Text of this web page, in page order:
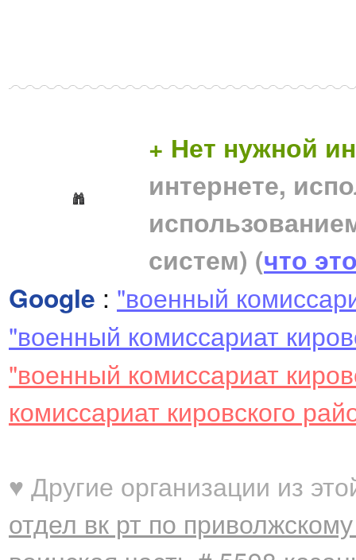
+ Нет нужной
интернете,
систем) (что
Google : "военный
"военный комиссариат
"военный комиссариат
комиссариат кировского
♥ Другие организации из
отдел вк рт по